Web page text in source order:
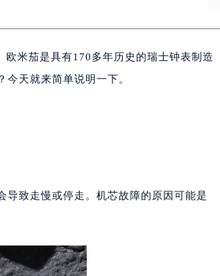
欧米茄是具有170多年历史的瑞士钟表制造
天就来简单说明一下。
致走慢或停走。机芯故障的原因可能是